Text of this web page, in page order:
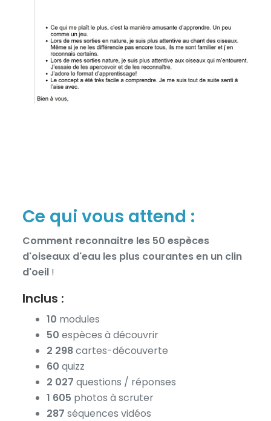
Ce qui vous attend :
Comment reconnaitre les 50 espèces
d'oiseaux d'eau les plus courantes en un clin
d'oeil !
Inclus :
10 modules
50 espèces à découvrir
2 298cartes-découverte
60 quizz
2 027 questions / réponses
1 605 photos à scruter
287 séquences vidéos